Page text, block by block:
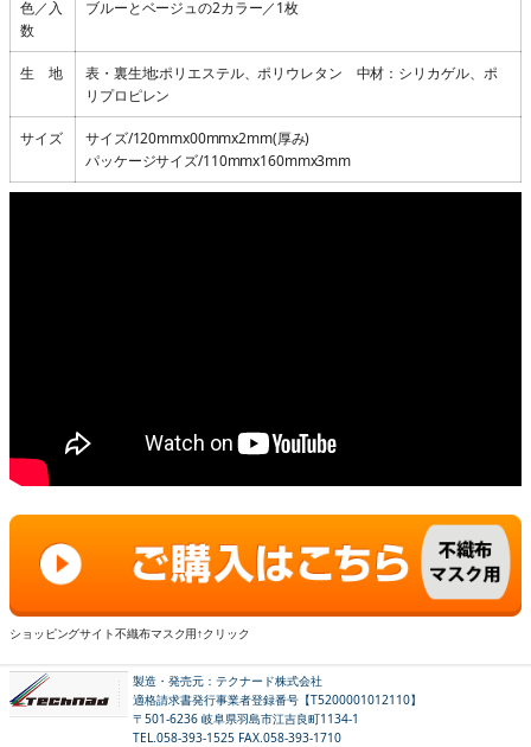
色／入
数
ブルーとベージュの2カラー／1枚
生 地
表・裏生地:ポリエステル、ポリウレタン 中材：シリカゲル、ポ
リプロピレン
サイズ
サイズ/120mmx00mmx2mm(厚み)
パッケージサイズ/110mmx160mmx3mm
ショッピングサイト不織布マスク用↑クリック
製造・発売元：テクナード株式会社
適格請求書発行事業者登録番号【T5200001012110】
〒501-6236 岐阜県羽島市江吉良町1134-1
TEL.058-393-1525 FAX.058-393-1710